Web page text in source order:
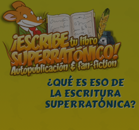
¿QUÉ ES ESO DE
LA ESCRITURA
SUPERRATÓNICA?